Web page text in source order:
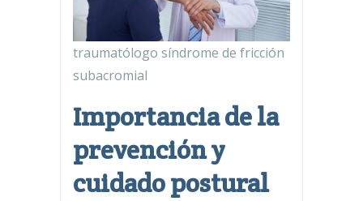
traumatólogo síndrome de fricción
subacromial
Importancia de la
prevención y
cuidado postural